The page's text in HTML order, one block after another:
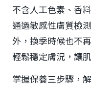
不含人工色素、香
通過敏感性膚質檢
外，換季時候也不
輕鬆穩定膚況，讓
掌握保養三步驟，